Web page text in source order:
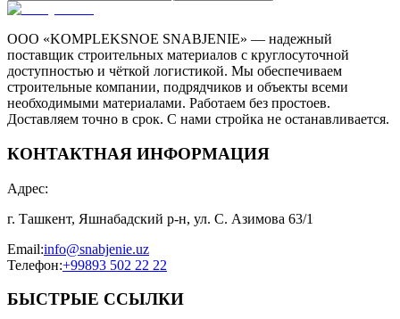
ООО «KOMPLEKSNOE SNABJENIE» — надежный
поставщик строительных материалов с круглосуточной
доступностью и чёткой логистикой. Мы обеспечиваем
строительные компании, подрядчиков и объекты всеми
необходимыми материалами. Работаем без простоев.
Доставляем точно в срок. С нами стройка не останавливается.
КОНТАКТНАЯ ИНФОРМАЦИЯ
Адрес:
г. Ташкент, Яшнабадский р-н, ул. С. Азимова 63/1
Email:info@snabjenie.uz
Телефон:+99893 502 22 22
БЫСТРЫЕ ССЫЛКИ